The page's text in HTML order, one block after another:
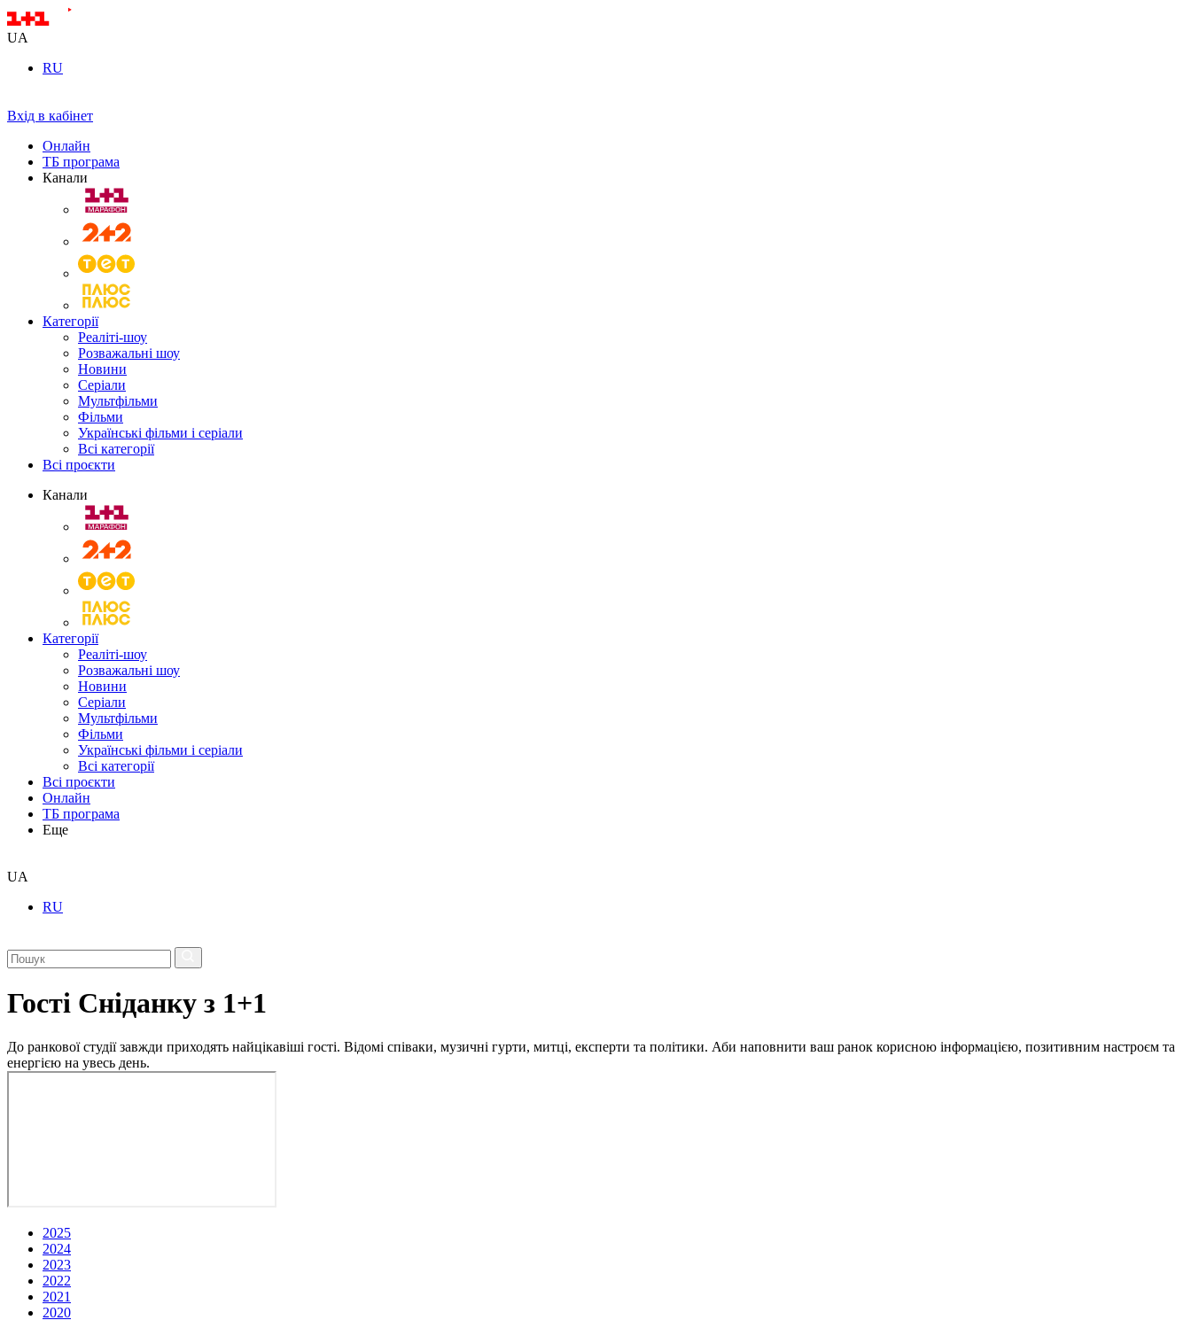
UA
RU
Вхід в кабінет
Онлайн
ТБ програма
Канали
Категорії
Реаліті-шоу
Розважальні шоу
Новини
Серіали
Мультфільми
Фільми
Українські фільми і серіали
Всі категорії
Всі проєкти
Канали
Категорії
Реаліті-шоу
Розважальні шоу
Новини
Серіали
Мультфільми
Фільми
Українські фільми і серіали
Всі категорії
Всі проєкти
Онлайн
ТБ програма
Еще
UA
RU
Гості Сніданку з 1+1
До ранкової студії завжди приходять найцікавіші гості. Відомі співаки, музичні гурти, митці, експерти та політики. Аби наповнити ваш ранок корисною інформацією, позитивним настроєм та
енергією на увесь день.
2025
2024
2023
2022
2021
2020